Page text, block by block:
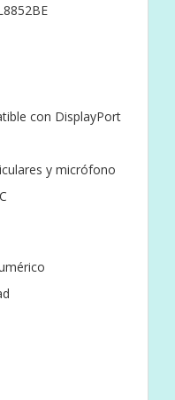
con DisplayPort
y micrófono